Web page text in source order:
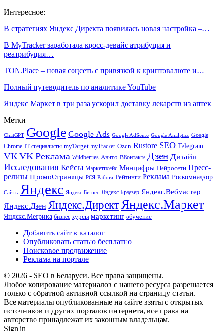
Интересное:
В стратегиях Яндекс Директа появилась новая настройка –…
В MyTracker заработала кросс-девайс атрибуция и
реатрибуция…
TON.Place – новая соцсеть с привязкой к криптовалюте и…
Полный путеводитель по аналитике YouTube
Яндекс Маркет в три раза ускорил доставку лекарств из аптек
Метки
ChatGPT Google Google Ads Google AdSense Google Analytics Google
Chrome IT-специалисты myTarget myTracker Ozon Rustore SEO Telegram
VK VK Реклама Wildberries Авито ВКонтакте Дзен Дизайн
Исследования Кейсы Маркетплейс Минцифры Нейросети Пресс-
релизы ПромоСтраницы РСЯ Работа Рейтинги Реклама Роскомнадзор
Сайты Яндекс Яндекс.Бизнес Яндекс.Браузер Яндекс.Вебмастер
Яндекс.Дзен Яндекс.ДиректЯндекс.Маркет
Яндекс.Метрика бизнес курсы маркетинг обучение
Добавить сайт в каталог
Опубликовать статью бесплатно
Поисковое продвижение
Реклама на портале
© 2026 - SEO в Беларуси. Все права защищены.
Любое копирование материалов с нашего ресурса разрешается
только с обратной активной ссылкой на страницу статьи.
Все материалы опубликованные на сайте взяты с открытых
источников и других порталов интернета, все права на
авторство принадлежат их законным владельцам.
Sign in